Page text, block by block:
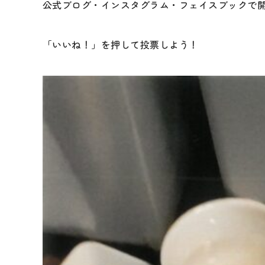
公式ブログ・インスタグラム・フェイスブックで
「いいね！」を押して投票しよう！